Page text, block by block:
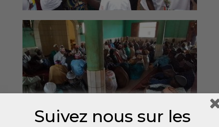
Suivez nous sur les